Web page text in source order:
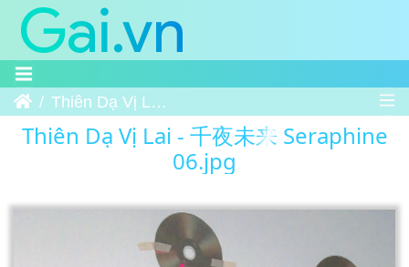
Trang chủThiên Dạ Vị Lai - 千夜未来 Seraphine 06
Thiên Dạ Vị Lai - 千夜未来 Seraphine
06.jpg